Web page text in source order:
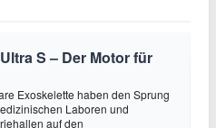
S – Der Motor für
Exoskelette haben den Sprung
Laboren und
auf den